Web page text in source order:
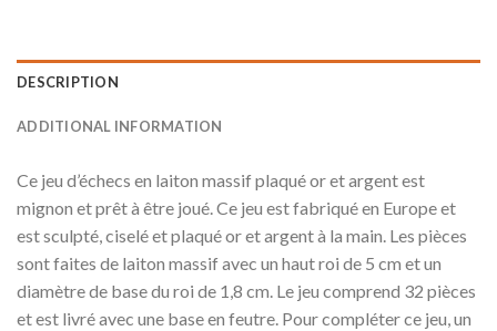
DESCRIPTION
ADDITIONAL INFORMATION
Ce jeu d’échecs en laiton massif plaqué or et argent est
mignon et prêt à être joué. Ce jeu est fabriqué en Europe et
est sculpté, ciselé et plaqué or et argent à la main. Les pièces
sont faites de laiton massif avec un haut roi de 5 cm et un
diamètre de base du roi de 1,8 cm. Le jeu comprend 32 pièces
et est livré avec une base en feutre. Pour compléter ce jeu, un